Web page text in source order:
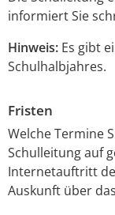
informiert Sie
Hinweis: Es gibt
Schulhalbjahres.
Fristen
Welche Termine
Schulleitung auf
Internetauftritt
Auskunft über